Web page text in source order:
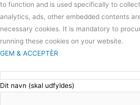
to function and is used specifically to
analytics, ads, other embedded contents
necessary cookies. It is mandatory to
running these cookies on your website.
GEM & ACCEPTÈR
Dit navn (skal udfyldes)